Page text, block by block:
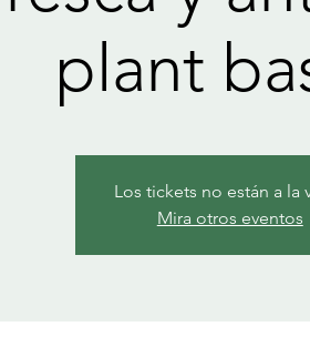
plant
Los tickets no están a la
Mira otros eventos